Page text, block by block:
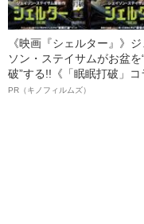
《映画『シェルター』》ジ
ソン・ステイサムがお盆を
破”する!!《「眠眠打破」コ
ボ》
PR（キノフィルムズ）